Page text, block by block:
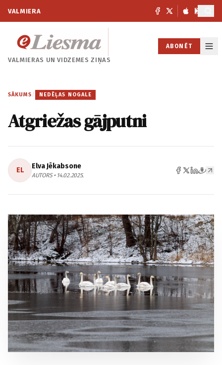
VALMIERA
VALMIERAS UNVIDZEMES ZIŅAS
ABONĒT
SĀKUMS / NEDĒĻAS NOGALE
Atgriežas gājputni
EL Elva Jēkabsone
AUTORS • 14.02.2025.